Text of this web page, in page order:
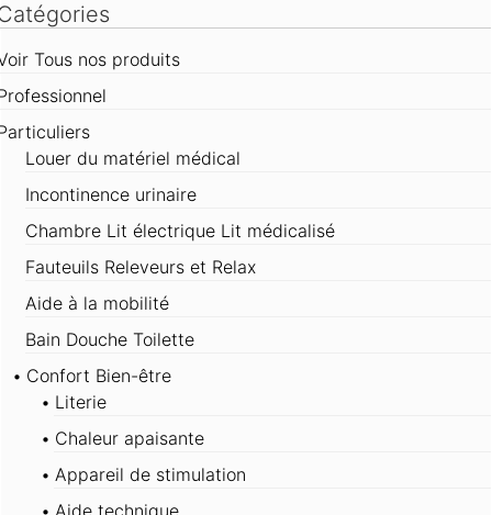
Tous nos produits
Louer du matériel médical
Incontinence urinaire
Chambre Lit électrique Lit médicalisé
Fauteuils Releveurs et Relax
Aide à la mobilité
Bain Douche Toilette
Confort Bien-être
Literie
Chaleur apaisante
Appareil de stimulation